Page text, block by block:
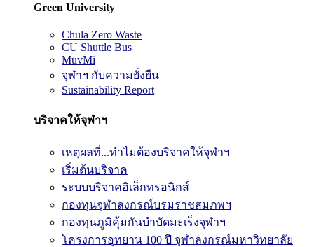
Green University
Chula Zero Waste
CU Shuttle Bus
MuvMi
จุฬาฯ กับความยั่งยืน
Sustainability Report
บริจาคให้จุฬาฯ
เหตุผลที่...ทำไมต้องบริจาคให้จุฬาฯ
เริ่มต้นบริจาค
ระบบบริจาคอิเล็กทรอนิกส์
กองทุนจุฬาลงกรณ์บรมราชสมภพฯ
กองทุนภูมิคุ้มกันบำบัดมะเร็งจุฬาฯ
โครงการอุทยาน 100 ปี จุฬาลงกรณ์มหาวิทยาลัย